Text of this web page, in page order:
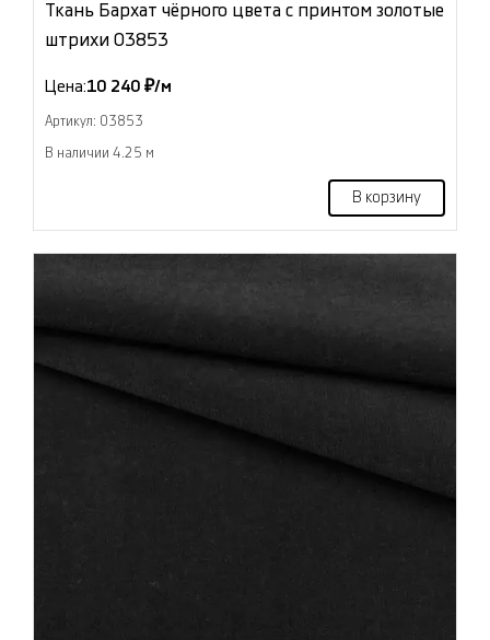
Ткань Бархат чёрного цвета с принтом золотые
штрихи 03853
Цена:10 240 ₽/м
Артикул: 03853
В наличии 4.25 м
В корзину